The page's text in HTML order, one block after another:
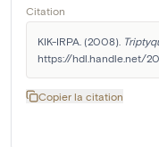
Citation
KIK-IRPA. (2008).
https://hdl.handle.net/
Copier la citation